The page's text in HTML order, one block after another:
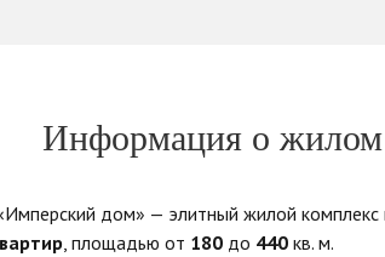
Информация о жилом
дом» — элитный жилой
, площадью от 180 до 440 кв. м.